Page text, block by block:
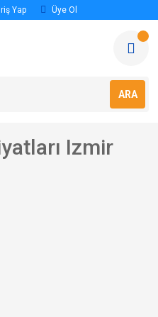
Yap Üye Ol
ARA
Izmir